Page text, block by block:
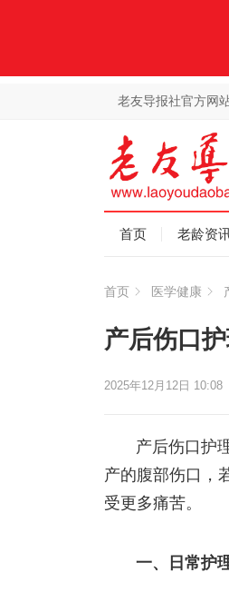
老友导报社官方网
首页 老龄资
首页 医学健康
产后伤口
2025年12月12日 10:08
产后伤口护
产的腹部伤口，
受更多痛苦。
一、日常护